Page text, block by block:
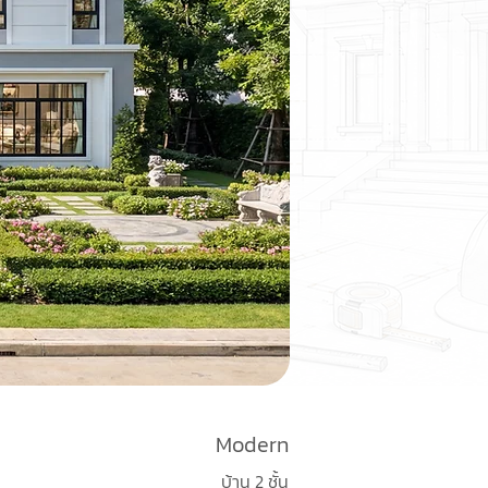
Modern
บ้าน 2 ชั้น